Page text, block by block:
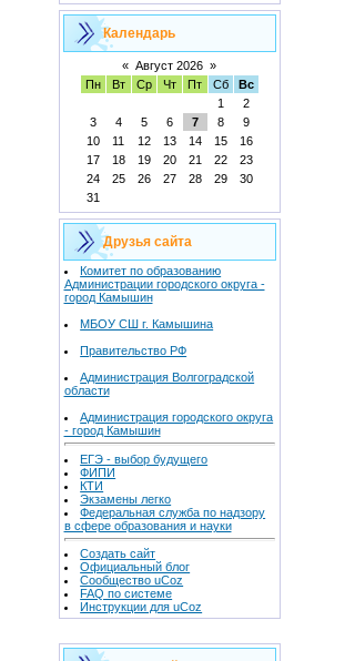
Календарь
« Август 2026 »
Пн
Вт Ср Чт Пт Сб
Вс
1
2
3
4 5 6 7 8
9
10
11 12 13 14 15
16
17
18 19 20 21 22
23
24
25 26 27 28 29
30
31
Друзья сайта
Комитет по образованию
Администрации городского округа -
город Камышин
МБОУ СШ г. Камышина
Правительство РФ
Администрация Волгоградской
области
Администрация городского округа
- город Камышин
ЕГЭ - выбор будущего
ФИПИ
КТИ
Экзамены легко
Федеральная служба по надзору
в сфере образования и науки
Создать сайт
Официальный блог
Сообщество uCoz
FAQ по системе
Инструкции для uCoz